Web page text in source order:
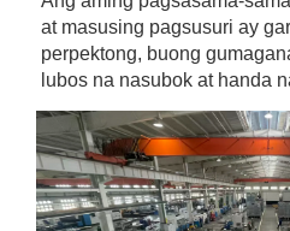
at masusing pagsusuri ay
perpektong, buong
lubos na nasubok at handa